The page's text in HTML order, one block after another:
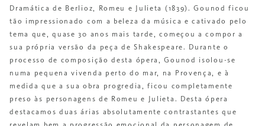
Dramática de Berlioz, Romeu e Julieta (1839). Gounod ficou
tão impressionado com a beleza da música e cativado pelo
tema que, quase 30 anos mais tarde, começou a compor a
sua própria versão da peça de Shakespeare. Durante o
processo de composição desta ópera, Gounod isolou-se
numa pequena vivenda perto do mar, na Provença, e à
medida que a sua obra progredia, ficou completamente
preso às personagens de Romeu e Julieta. Desta ópera
destacamos duas árias absolutamente contrastantes que